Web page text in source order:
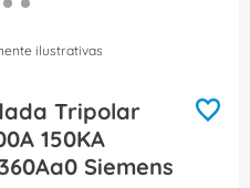
ilustrativas
Tripolar
150KA
Siemens